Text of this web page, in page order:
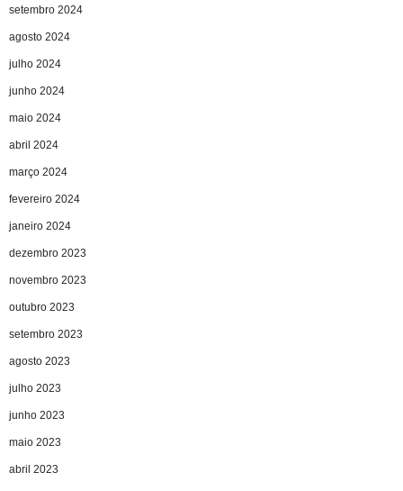
setembro 2024
agosto 2024
julho 2024
junho 2024
maio 2024
abril 2024
março 2024
fevereiro 2024
janeiro 2024
dezembro 2023
novembro 2023
outubro 2023
setembro 2023
agosto 2023
julho 2023
junho 2023
maio 2023
abril 2023